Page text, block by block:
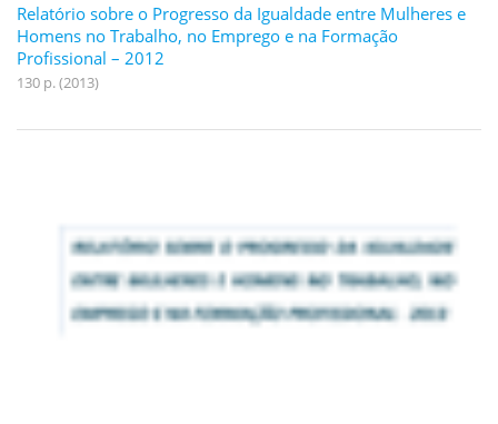
Relatório sobre o Progresso da Igualdade entre Mulheres e
Homens no Trabalho, no Emprego e na Formação
Profissional – 2012
130 p. (2013)